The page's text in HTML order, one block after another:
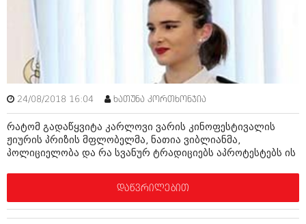
თებერვალი 0216 (1)
აგვისტო 0212 (1)
ივნისი 0212 (2)
24/08/2018 16:04 ხათუნა კორთხონჯია
რატომ გადაწყვიტა კარლოვი ვარის კინოფესტივალის
ჟიურის პრიზის მფლობელმა, ნათია ვიბლიანმა,
პოლიციელობა და რა სვანურ ტრადიციებს აპროტესტებს ის
დაწვრილებით